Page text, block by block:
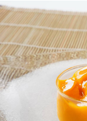
たからの上生菓子
ブログ